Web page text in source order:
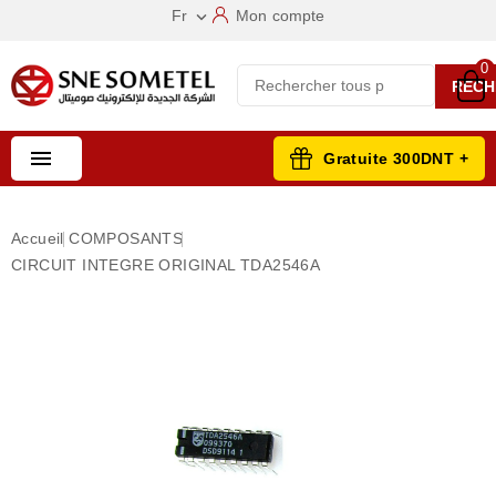
Fr  Mon compte
0
 Gratuite 300DNT +
Accueil COMPOSANTS
CIRCUIT INTEGRE ORIGINAL TDA2546A